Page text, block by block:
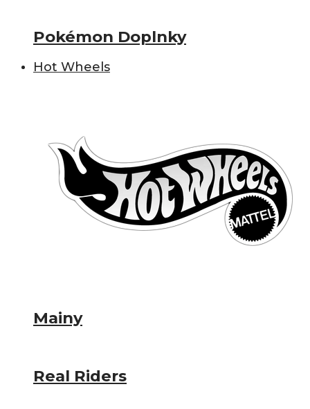
Pokémon Doplnky
Hot Wheels
Mainy
Real Riders